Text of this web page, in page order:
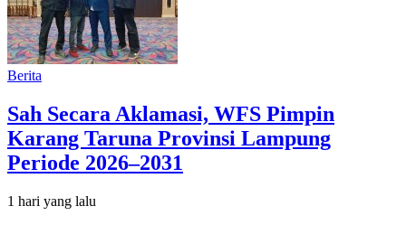
Berita
Sah Secara Aklamasi, WFS Pimpin
Karang Taruna Provinsi Lampung
Periode 2026–2031
1 hari yang lalu